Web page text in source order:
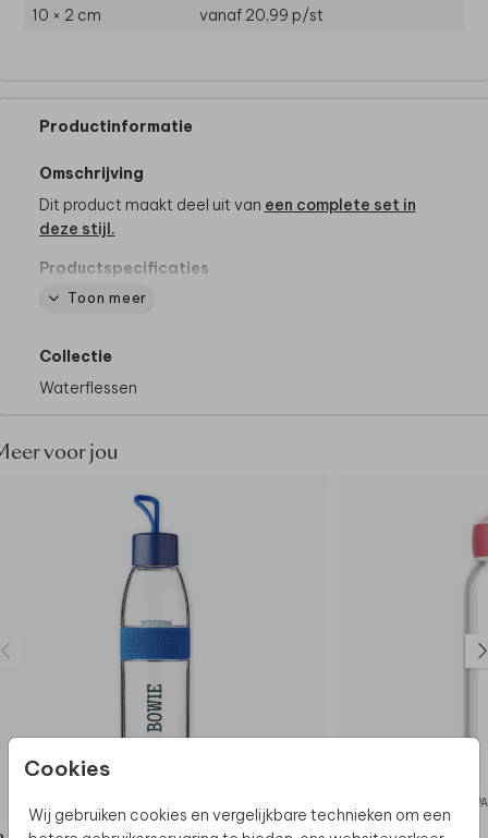
Cookies
Wij gebruiken cookies en vergelijkbare technieken om een
10 × 2 cm vanaf 20,99 p/st
Productinformatie
Omschrijving
Dit product maakt deel uit van een complete set in
deze stijl.
Productspecificaties
- Van het merk Mepal
- Vaatwasserbestending
- Met één druk op de knop komt de drinktuit omhoog
Toon meer
Collectie
Waterflessen
voor jou